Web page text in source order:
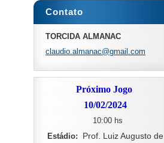
Contato
TORCIDA ALMANAC
claudio.almanac@gmail.com
Próximo Jogo
10/02/2024
10:00 hs
Estádio:
Prof. Luiz Augusto de